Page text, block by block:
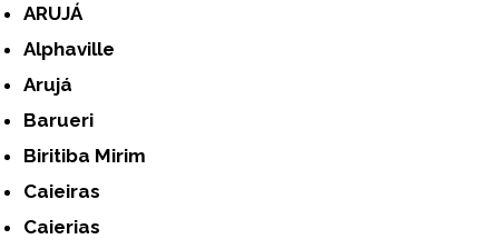
ARUJÁ
Alphaville
Arujá
Barueri
Biritiba Mirim
Caieiras
Caierias